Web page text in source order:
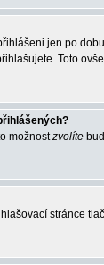
jen po
Toto
možnostzvolíte
stránce